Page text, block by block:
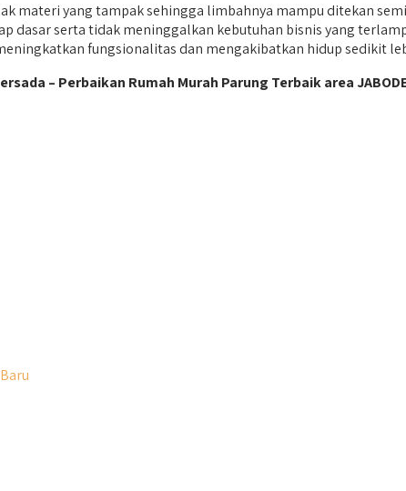
materi yang tampak sehingga limbahnya mampu ditekan
dasar serta tidak meninggalkan kebutuhan bisnis yang
fungsionalitas dan mengakibatkan hidup sedikit
– Perbaikan Rumah Murah Parung Terbaik area